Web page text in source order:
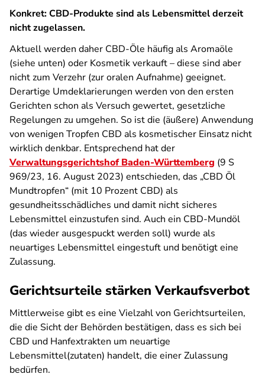
Konkret: CBD-Produkte sind als Lebensmittel derzeit
nicht zugelassen.
Aktuell werden daher CBD-Öle häufig als Aromaöle
(siehe unten) oder Kosmetik verkauft – diese sind aber
nicht zum Verzehr (zur oralen Aufnahme) geeignet.
Derartige Umdeklarierungen werden von den ersten
Gerichten schon als Versuch gewertet, gesetzliche
Regelungen zu umgehen. So ist die (äußere) Anwendung
von wenigen Tropfen CBD als kosmetischer Einsatz nicht
wirklich denkbar. Entsprechend hat der
Verwaltungsgerichtshof Baden-Württemberg (9 S
969/23, 16. August 2023) entschieden, das „CBD Öl
Mundtropfen“ (mit 10 Prozent CBD) als
gesundheitsschädliches und damit nicht sicheres
Lebensmittel einzustufen sind. Auch ein CBD-Mundöl
(das wieder ausgespuckt werden soll) wurde als
neuartiges Lebensmittel eingestuft und benötigt eine
Zulassung.
Gerichtsurteile stärken Verkaufsverbot
Mittlerweise gibt es eine Vielzahl von Gerichtsurteilen,
die die Sicht der Behörden bestätigen, dass es sich bei
CBD und Hanfextrakten um neuartige
Lebensmittel(zutaten) handelt, die einer Zulassung
bedürfen.